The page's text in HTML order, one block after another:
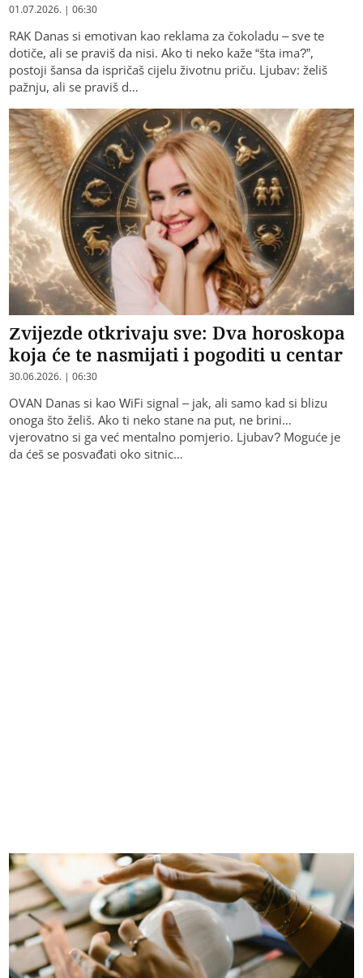
01.07.2026. | 06:30
RAK Danas si emotivan kao reklama za čokoladu – sve te
dotiče, ali se praviš da nisi. Ako ti neko kaže “šta ima?”,
postoji šansa da ispričaš cijelu životnu priču. Ljubav: želiš
pažnju, ali se praviš d…
Zvijezde otkrivaju sve: Dva horoskopa
koja će te nasmijati i pogoditi u centar
30.06.2026. | 06:30
OVAN Danas si kao WiFi signal – jak, ali samo kad si blizu
onoga što želiš. Ako ti neko stane na put, ne brini…
vjerovatno si ga već mentalno pomjerio. Ljubav? Moguće je
da ćeš se posvađati oko sitnic…